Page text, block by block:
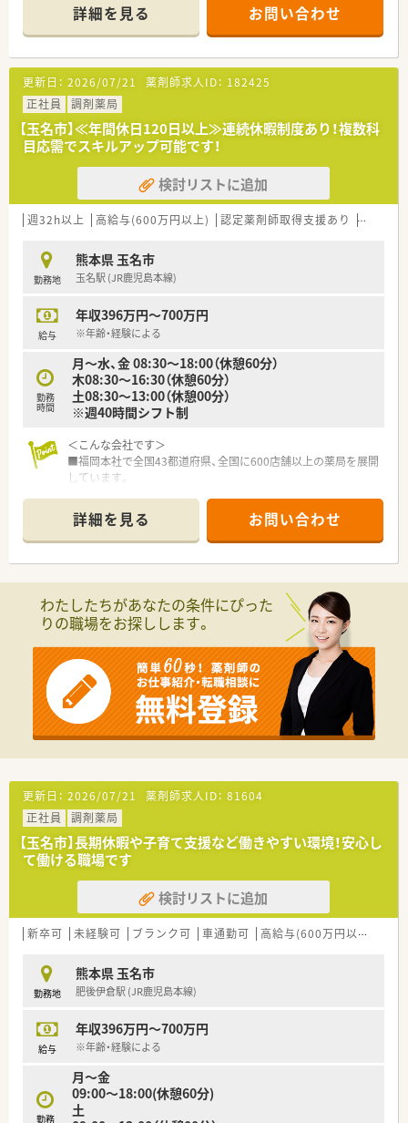
＊------------------------------------------＊
【店舗情報と応需状況について】
■熊本県玉名市に位置しており最寄り駅の玉名駅から徒歩10分
ほどの好立地にある調剤薬局です。
■門前の医療機関から整形外科とリウマチ科の処方箋を1日平均
57枚ほど応需しております。
■木曜日と土曜日は14時までの開局となっており、仕事終わり
の時間も有効に活用できます。
【募集背景と求める人物像について】
■処方箋枚数の安定に伴い体制を強化するため、正社員として長
く勤務できる方を増員募集します。
■年齢は45歳以下の方を対象としており、新婚の方や第二新卒
の若い世代の方も大歓迎です。
務に取り組める方を求めています。
【法人特徴について】
局を展開している大手企業です。
■健康サポート薬局の届出数が全国1位であり、地域に貢献する
■医療機関の開業支援も手がけているため関係性が非常に良好
で、積極的な医薬連携が特徴です。
【求人情報について】
年収430万〜550万円が可能です。
■昇給は年1回の勤務成績に基づき行われ、賞与は年2回で約3.6
ヶ月分の高い支給実績があります。
■月額最大7万円の地域手当や薬剤師手当、家族手当など大手法
人ならではの手厚い諸手当があります。
詳細を見る お問い合わせ
更新日： 2026/07/21 薬剤師求人ID： 182425
正社員
調剤薬局
【玉名市】≪年間休日120日以上≫連続休暇制度あり！複数科
目応需でスキルアップ可能です！
検討リストに追加
週32h以上 高給与(600万円以上) 認定薬剤師取得支援あり 教育制
勤務地
熊本県 玉名市
玉名駅 (JR鹿児島本線)
給与
年収396万円～700万円
※年齢・経験による
勤務
時間
月～水、金 08:30～18:00（休憩60分）
木08:30～16:30（休憩60分）
土08:30～13:00（休憩00分）
※週40時間シフト制
＜こんな会社です＞
■福岡本社で全国43都道府県、全国に600店舗以上の薬局を展開
しています。
コミュニケーションを図っています。
■全国転勤がないエリア社員もありますので、地元で長く勤務す
る事も可能です。
（異動・転勤について）
②エリア社員：限定した地区内での転居を伴う異動が可能な社員
③薬剤師職Ⅲ（ローカル社員）：転居を伴う異動がない社員から選
択可能です。
※①②は借上社宅が適用、③は住宅補助手当もございます。
＜休暇制度・福利厚生も充実です＞
■正社員であれば有給は入社時から付与。勤務年数に応じて最
大20日付与がございます。
■連続休暇制度、メモリアル休暇、サポート休暇、ボランティア
休暇などワークライフバランスを推奨されています。年間休日
は約124日ございます。
方をサポートする様々な制度が整っています。
育休はお子さんが3歳になるまで取得でき、時短勤務は小学校1
年生の修了まで取得可能です。
＜研修制度・スキルアップ体制もばっちり＞
■独自の研修システムを活用し効率的かつ効果的なスキルアッ
プを支援しています。
その他、カフェテリア研修や社内学術大会などその方が目指す社
会人像に合わせた学ぶ環境が充実しています。
■将来は専門薬剤師として活躍される方、またはマネージャーと
が描けます。
また希望者は人事、教育、経営コンサル等に携わることも可能で
＜こんな方にもおすすめ＞
■しっかりとした教育体制のもとで薬剤師としてのスキルを磨
きたい方
■ライフスタイルに合わせて長くご勤務していきたい方
詳細を見る お問い合わせ
わたしたちがあなたの条件にぴった
りの職場をお探しします。
更新日： 2026/07/21 薬剤師求人ID： 81604
正社員
調剤薬局
【玉名市】長期休暇や子育て支援など働きやすい環境！安心し
て働ける職場です
検討リストに追加
新卒可 未経験可 ブランク可 車通勤可 高給与(600万円以上)
勤務地
熊本県 玉名市
肥後伊倉駅 (JR鹿児島本線)
給与
年収396万円～700万円
※年齢・経験による
勤務
月～金
09:00～18:00(休憩60分)
土